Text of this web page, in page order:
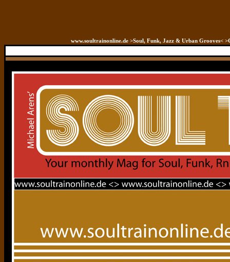
www.soultrainonline.de >Soul, Funk, Jazz & Urban Grooves<